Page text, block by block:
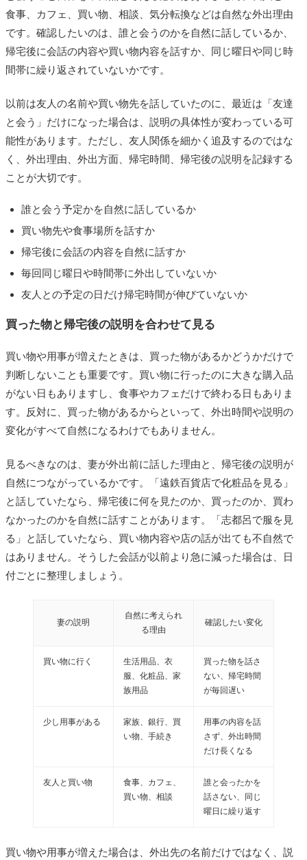
食事、カフェ、買い物、相談、気分転換などは自然な外出理由
です。確認したいのは、誰と会うのかを自然に話しているか、
帰宅後に会話の内容や買い物内容を話すか、同じ曜日や同じ時
間帯に繰り返されていないかです。
以前は友人の名前や買い物先を話していたのに、最近は「友達
と会う」だけになった場合は、説明の具体性が変わっている可
能性があります。ただし、友人関係を細かく追及するのではな
く、外出理由、外出方面、帰宅時間、帰宅後の説明を記録する
ことが大切です。
誰と会う予定かを自然に話しているか
買い物先や食事場所を話すか
帰宅後に会話の内容を自然に話すか
毎回同じ曜日や時間帯に外出していないか
友人との予定の日だけ帰宅時間が伸びていないか
買った物と帰宅後の説明を合わせて見る
買い物や用事が増えたときは、買った物があるかどうかだけで
判断しないことも重要です。買い物に行ったのに大きな購入品
がない日もありますし、食事やカフェだけで終わる日もありま
す。反対に、買った物があるからといって、外出時間や説明の
変化がすべて自然になるわけでもありません。
見るべきなのは、妻が外出前に話した理由と、帰宅後の説明が
自然につながっているかです。「遠鉄百貨店で化粧品を見る」
と話していたなら、帰宅後に何を見たのか、買ったのか、買わ
なかったのかを自然に話すことがあります。「志都呂で服を見
る」と話していたなら、買い物内容や店の話が出ても不自然で
はありません。そうした会話が以前より急に減った場合は、日
付ごとに整理しましょう。
妻の説明
自然に考えられ
る理由
確認したい変化
買い物に行く
生活用品、衣
服、化粧品、家
族用品
買った物を話さ
ない、帰宅時間
が毎回遅い
少し用事がある
家族、銀行、買
い物、手続き
用事の内容を話
さず、外出時間
だけ長くなる
友人と買い物
食事、カフェ、
買い物、相談
誰と会ったかを
話さない、同じ
曜日に繰り返す
買い物や用事が増えた場合は、外出先の名前だけではなく、説